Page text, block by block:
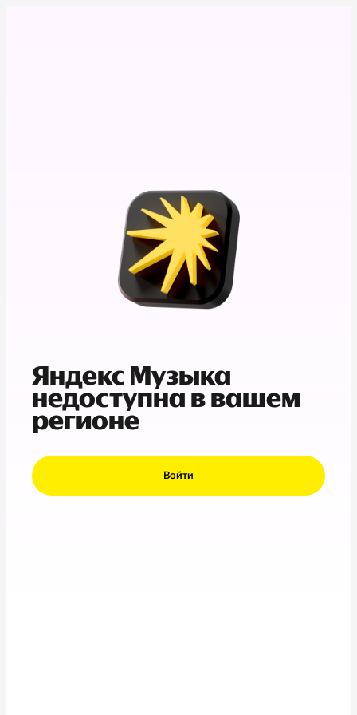
Яндекс Музыка
недоступна в вашем
регионе
Войти